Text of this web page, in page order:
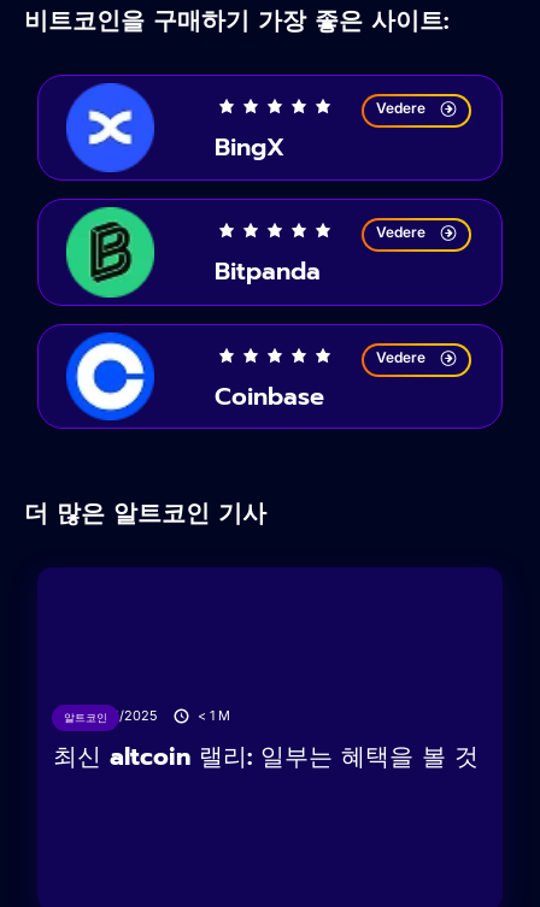
비트코인을 구매하기 가장 좋은 사이트:
BingX
Vedere
Bitpanda
Vedere
Coinbase
Vedere
더 많은 알트코인 기사
알트코인
04/04/2025 < 1 M
최신 altcoin 랠리: 일부는 혜택을 볼 것